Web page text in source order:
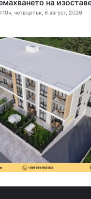
на
четвъртък, 6 август, 2026